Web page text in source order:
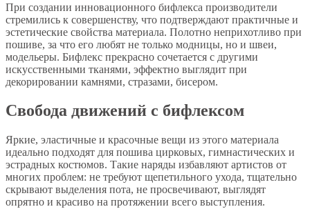
При создании инновационного бифлекса производители
стремились к совершенству, что подтверждают практичные и
эстетические свойства материала. Полотно неприхотливо при
пошиве, за что его любят не только модницы, но и швеи,
модельеры. Бифлекс прекрасно сочетается с другими
искусственными тканями, эффектно выглядит при
декорировании камнями, стразами, бисером.
Свобода движений с бифлексом
Яркие, эластичные и красочные вещи из этого материала
идеально подходят для пошива цирковых, гимнастических и
эстрадных костюмов. Такие наряды избавляют артистов от
многих проблем: не требуют щепетильного ухода, тщательно
скрывают выделения пота, не просвечивают, выглядят
опрятно и красиво на протяжении всего выступления.